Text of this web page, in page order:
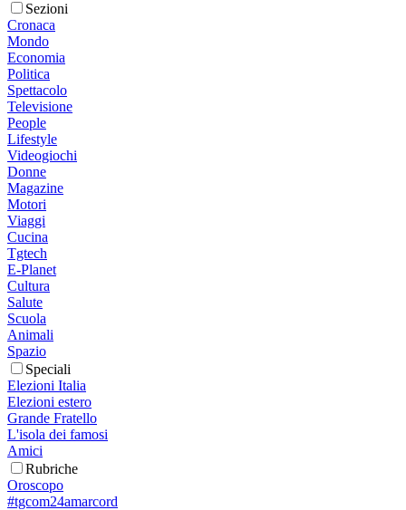
Sezioni
Cronaca
Mondo
Economia
Politica
Spettacolo
Televisione
People
Lifestyle
Videogiochi
Donne
Magazine
Motori
Viaggi
Cucina
Tgtech
E-Planet
Cultura
Salute
Scuola
Animali
Spazio
Speciali
Elezioni Italia
Elezioni estero
Grande Fratello
L'isola dei famosi
Amici
Rubriche
Oroscopo
#tgcom24amarcord